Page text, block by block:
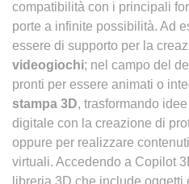
compatibilità con i principali
porte a infinite possibilità. Ad
essere di supporto per la
videogiochi; nel campo del
pronti per essere animati o
stampa 3D, trasformando
digitale con la creazione di
oppure per realizzare
virtuali. Accedendo a Copilot
libreria 3D che include